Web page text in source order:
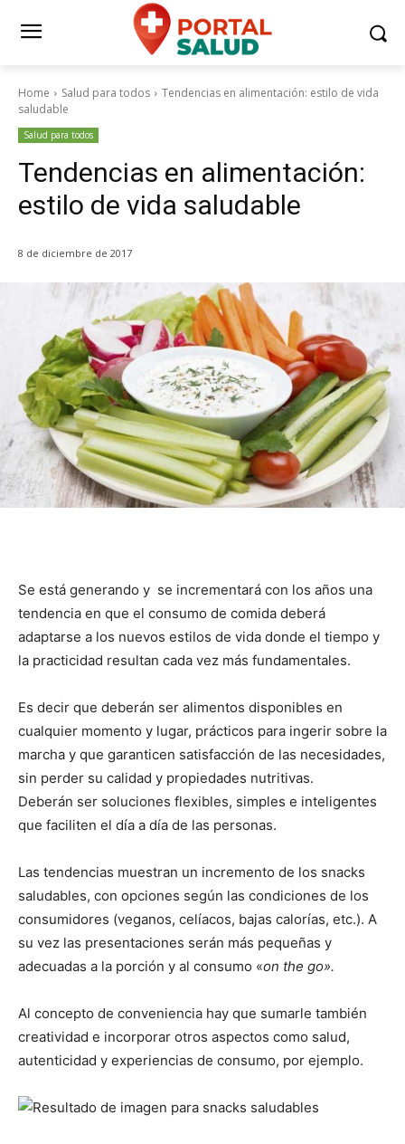
Home Salud para todos
Tendencias en alimentación: estilo de vida
saludable
Salud para todos
Tendencias en alimentación:
estilo de vida saludable
8 de diciembre de 2017
Se está generando y se incrementará con los años una
tendencia en que el consumo de comida deberá
adaptarse a los nuevos estilos de vida donde el tiempo y
la practicidad resultan cada vez más fundamentales.
Es decir que deberán ser alimentos disponibles en
cualquier momento y lugar, prácticos para ingerir sobre la
marcha y que garanticen satisfacción de las necesidades,
sin perder su calidad y propiedades nutritivas.
Deberán ser soluciones flexibles, simples e inteligentes
que faciliten el día a día de las personas.
Las tendencias muestran un incremento de los snacks
saludables, con opciones según las condiciones de los
consumidores (veganos, celíacos, bajas calorías, etc.). A
su vez las presentaciones serán más pequeñas y
adecuadas a la porción y al consumo «on the go».
Al concepto de conveniencia hay que sumarle también
creatividad e incorporar otros aspectos como salud,
autenticidad y experiencias de consumo, por ejemplo.